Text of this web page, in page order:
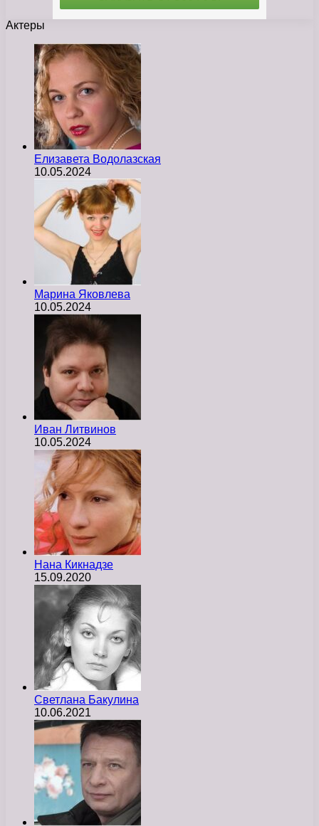
Актеры
Елизавета Водолазская
10.05.2024
Марина Яковлева
10.05.2024
Иван Литвинов
10.05.2024
Нана Кикнадзе
15.09.2020
Светлана Бакулина
10.06.2021